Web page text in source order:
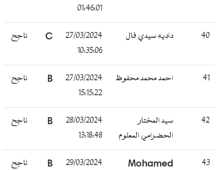
01:46:01
40 داديه سيدي فال
27/03/2024
10:35:06
C ناجح
41 احمد محمد محفوظ
27/03/2024
15:15:22
B ناجح
42
سيد المختار
الحضرامي المعلوم
28/03/2024
13:18:48
B ناجح
43
Mohamed
29/03/2024
B ناجح